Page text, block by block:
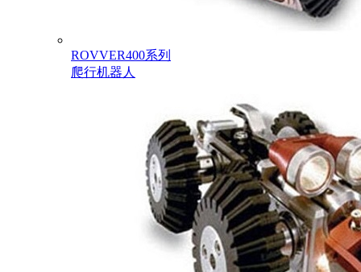
ROVVER400系列
爬行机器人